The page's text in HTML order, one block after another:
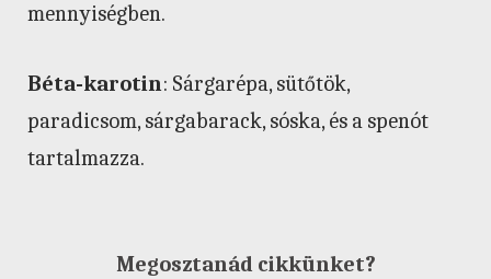
mennyiségben.
Béta-karotin: Sárgarépa, sütőtök,
paradicsom, sárgabarack, sóska, és a spenót
tartalmazza.
Megosztanád cikkünket?